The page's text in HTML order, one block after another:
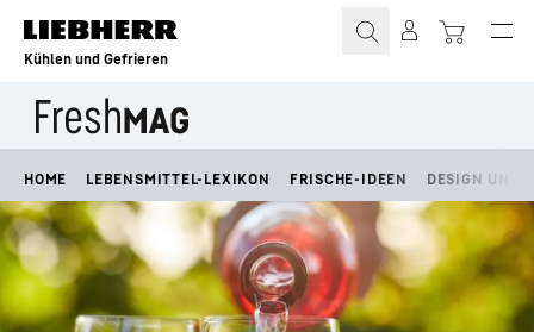
Zum Inhalt springen
Kühlen und Gefrieren
HOME LEBENSMITTEL-LEXIKON FRISCHE-IDEEN DESIGN UND